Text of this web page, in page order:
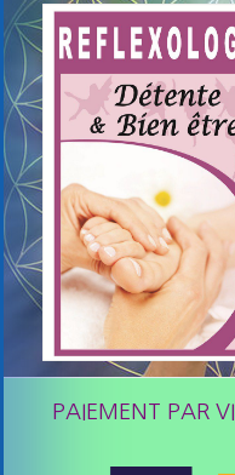
PAIEMENT PAR